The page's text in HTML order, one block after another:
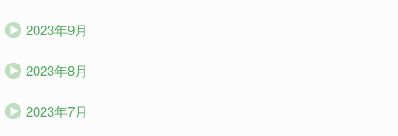
2023年9月
2023年8月
2023年7月